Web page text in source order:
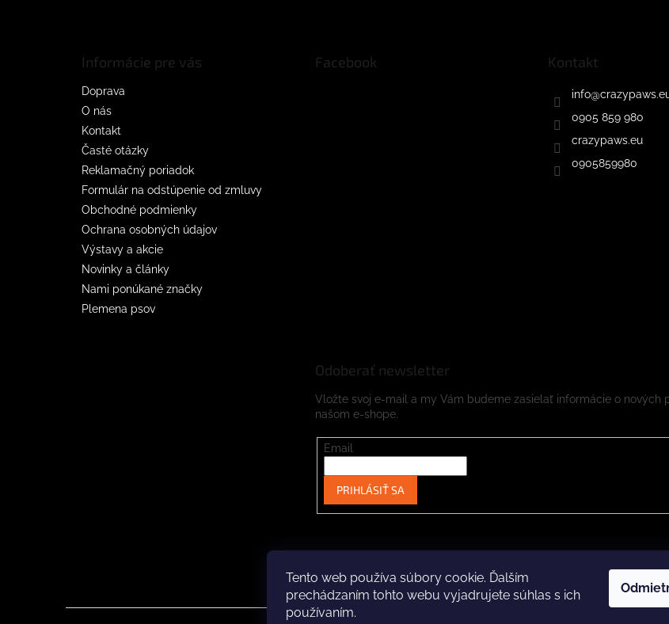
Tento web používa súbory cookie. Ďalším
prechádzaním tohto webu vyjadrujete súhlas s ich
používaním.
Informácie pre vás
Doprava
O nás
Kontakt
Časté otázky
Reklamačný poriadok
Formulár na odstúpenie od zmluvy
Obchodné podmienky
Ochrana osobných údajov
Výstavy a akcie
Novinky a články
Nami ponúkané značky
Plemena psov
Facebook Kontakt
info@
0905 859 980
crazypaws.eu
0905859980
Odoberať newsletter
Vložte svoj e-mail a my Vám budeme zasielať informácie o nových
našom e-shope.
Email
PRIHLÁSIŤ SA
Instagram